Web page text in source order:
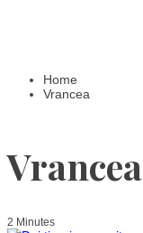
Home
Vrancea
Vrancea
2 Minutes